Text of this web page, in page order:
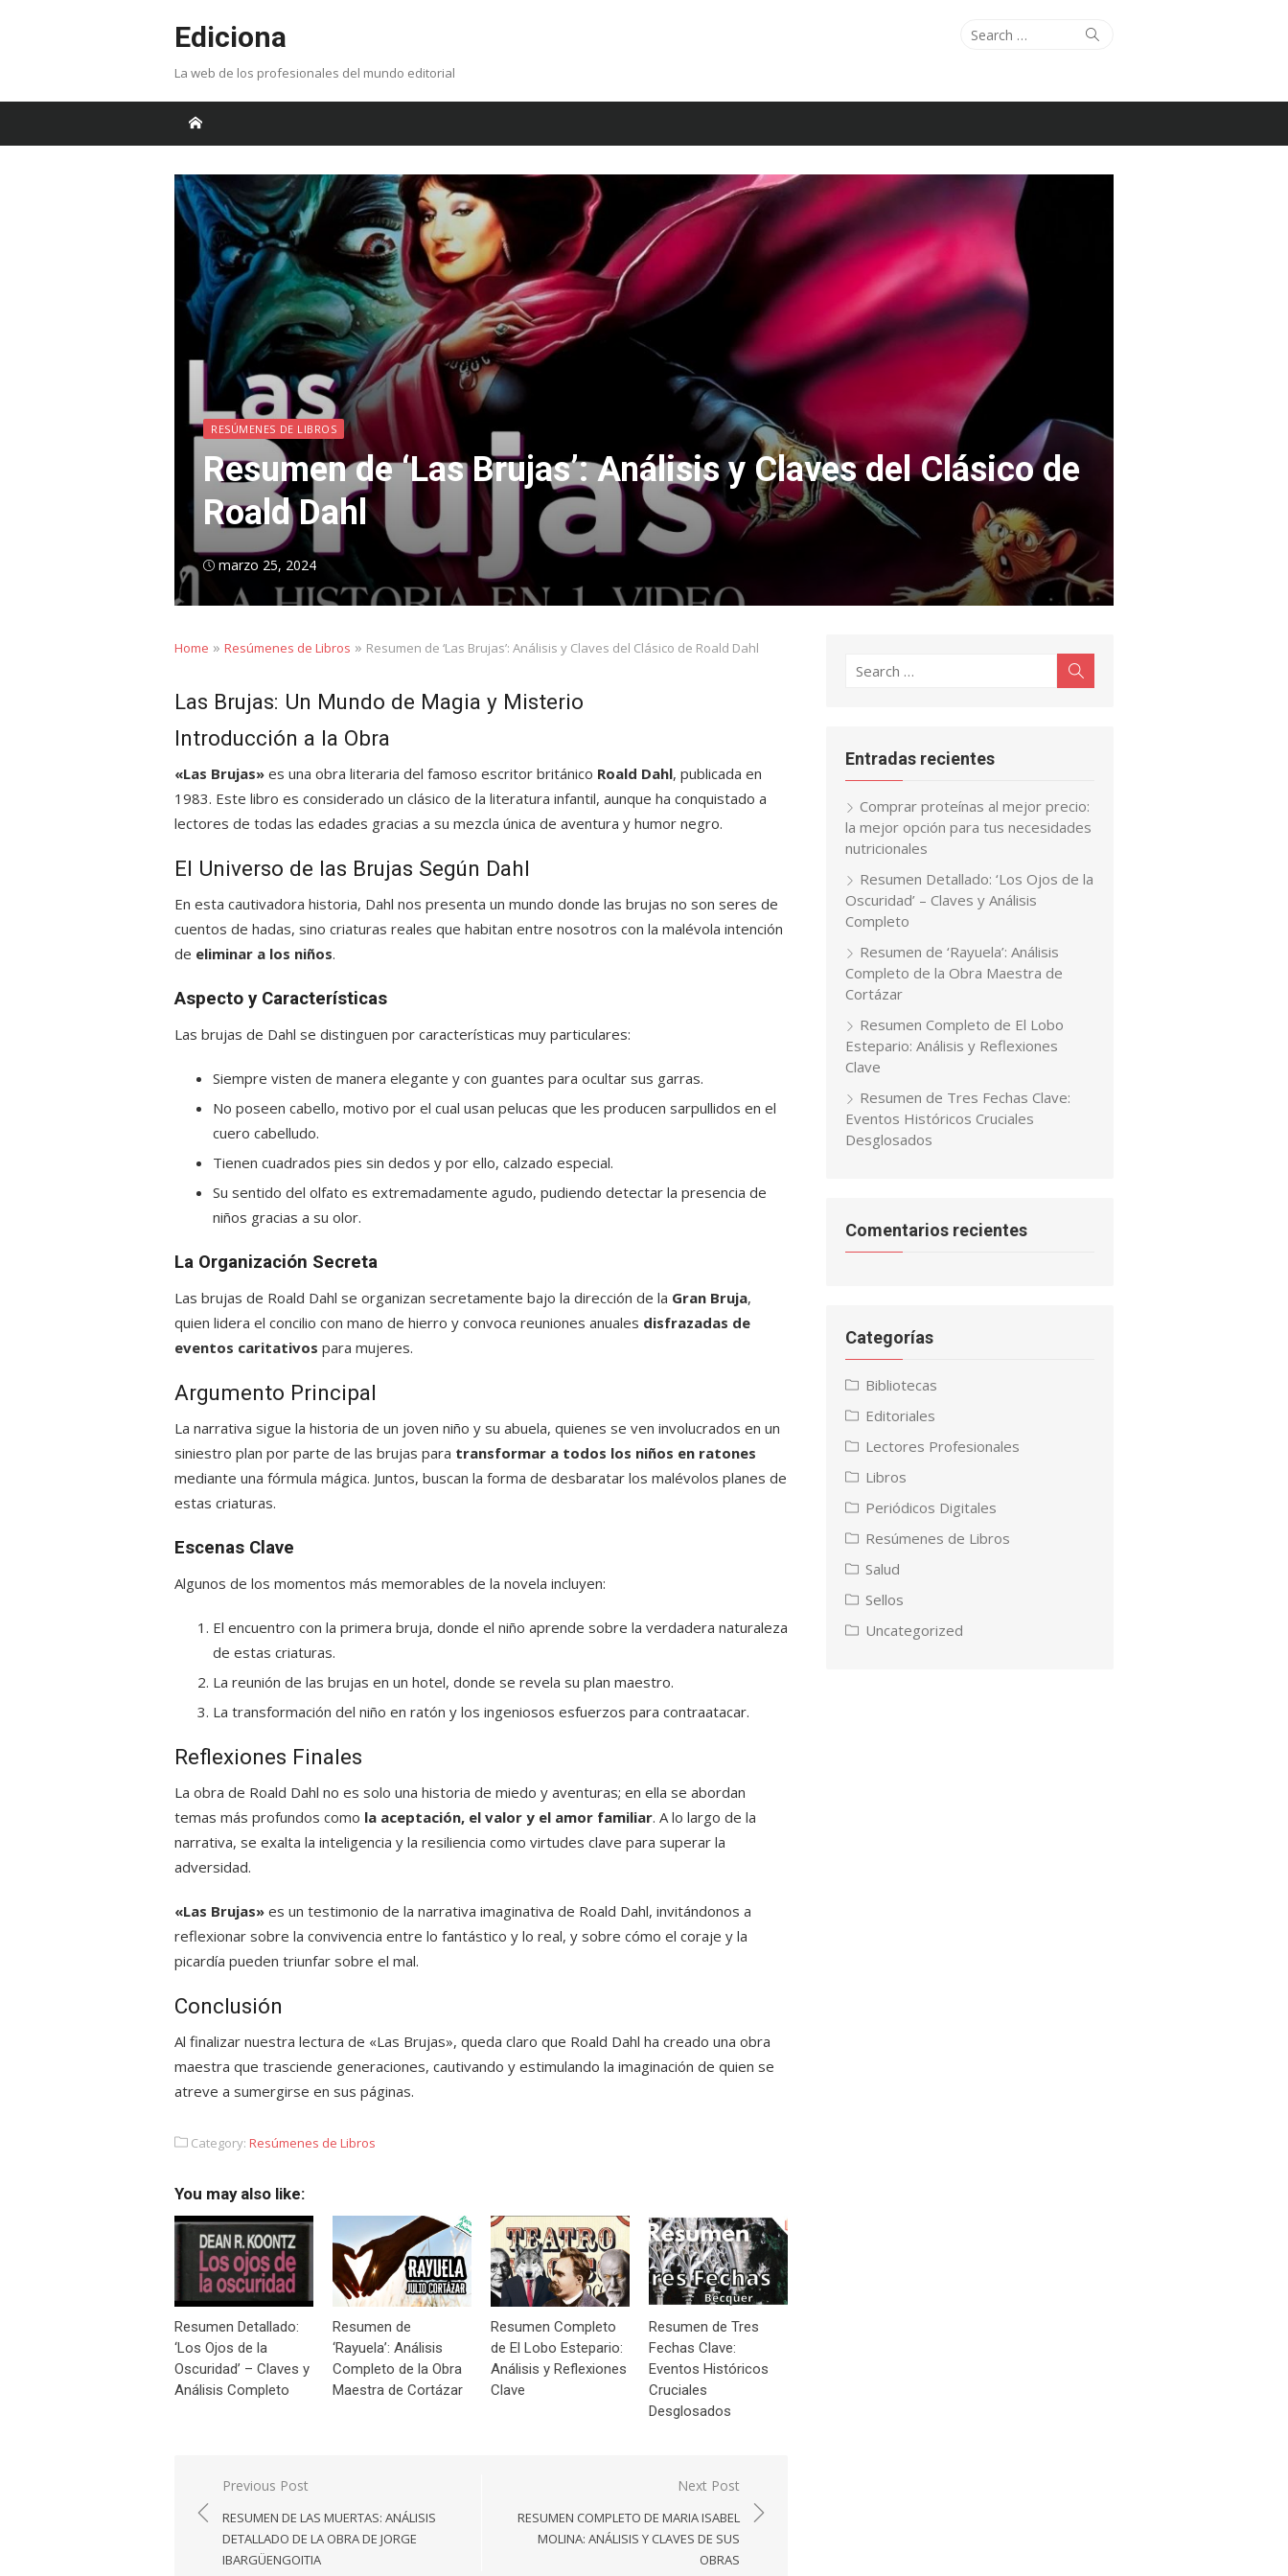
Ediciona
La web de los profesionales del mundo editorial
Search
Search
RESÚMENES DE LIBROS
Resumen de ‘Las Brujas’: Análisis y Claves del Clásico de
Roald Dahl
Posted
marzo 25, 2024
Home » Resúmenes de Libros » Resumen de ‘Las Brujas’: Análisis y Claves del Clásico de Roald Dahl
Las Brujas: Un Mundo de Magia y Misterio
Introducción a la Obra
«Las Brujas» es una obra literaria del famoso escritor británico Roald Dahl, publicada en
1983. Este libro es considerado un clásico de la literatura infantil, aunque ha conquistado a
lectores de todas las edades gracias a su mezcla única de aventura y humor negro.
El Universo de las Brujas Según Dahl
En esta cautivadora historia, Dahl nos presenta un mundo donde las brujas no son seres de
cuentos de hadas, sino criaturas reales que habitan entre nosotros con la malévola intención
de eliminar a los niños.
Aspecto y Características
Las brujas de Dahl se distinguen por características muy particulares:
Siempre visten de manera elegante y con guantes para ocultar sus garras.
No poseen cabello, motivo por el cual usan pelucas que les producen sarpullidos en el
cuero cabelludo.
Tienen cuadrados pies sin dedos y por ello, calzado especial.
Su sentido del olfato es extremadamente agudo, pudiendo detectar la presencia de
niños gracias a su olor.
La Organización Secreta
Las brujas de Roald Dahl se organizan secretamente bajo la dirección de la Gran Bruja,
quien lidera el concilio con mano de hierro y convoca reuniones anuales disfrazadas de
eventos caritativos para mujeres.
Argumento Principal
La narrativa sigue la historia de un joven niño y su abuela, quienes se ven involucrados en un
siniestro plan por parte de las brujas para transformar a todos los niños en ratones
mediante una fórmula mágica. Juntos, buscan la forma de desbaratar los malévolos planes de
estas criaturas.
Escenas Clave
Algunos de los momentos más memorables de la novela incluyen:
El encuentro con la primera bruja, donde el niño aprende sobre la verdadera naturaleza
de estas criaturas.
La reunión de las brujas en un hotel, donde se revela su plan maestro.
La transformación del niño en ratón y los ingeniosos esfuerzos para contraatacar.
Reflexiones Finales
La obra de Roald Dahl no es solo una historia de miedo y aventuras; en ella se abordan
temas más profundos como la aceptación, el valor y el amor familiar. A lo largo de la
narrativa, se exalta la inteligencia y la resiliencia como virtudes clave para superar la
adversidad.
«Las Brujas» es un testimonio de la narrativa imaginativa de Roald Dahl, invitándonos a
reflexionar sobre la convivencia entre lo fantástico y lo real, y sobre cómo el coraje y la
picardía pueden triunfar sobre el mal.
Conclusión
Al finalizar nuestra lectura de «Las Brujas», queda claro que Roald Dahl ha creado una obra
maestra que trasciende generaciones, cautivando y estimulando la imaginación de quien se
atreve a sumergirse en sus páginas.
Category: Resúmenes de Libros
You may also like:
Resumen Detallado:
‘Los Ojos de la
Oscuridad’ – Claves y
Análisis Completo
Resumen de
‘Rayuela’: Análisis
Completo de la Obra
Maestra de Cortázar
Resumen Completo
de El Lobo Estepario:
Análisis y Reflexiones
Clave
Resumen de Tres
Fechas Clave:
Eventos Históricos
Cruciales
Desglosados
Navegación
de
entradas
Previous Post
RESUMEN DE LAS MUERTAS: ANÁLISIS
DETALLADO DE LA OBRA DE JORGE
IBARGÜENGOITIA
Next Post
RESUMEN COMPLETO DE MARIA ISABEL
MOLINA: ANÁLISIS Y CLAVES DE SUS
OBRAS
Search
Entradas recientes
Comprar proteínas al mejor precio:
la mejor opción para tus necesidades
nutricionales
Resumen Detallado: ‘Los Ojos de la
Oscuridad’ – Claves y Análisis
Completo
Resumen de ‘Rayuela’: Análisis
Completo de la Obra Maestra de
Cortázar
Resumen Completo de El Lobo
Estepario: Análisis y Reflexiones
Clave
Resumen de Tres Fechas Clave:
Eventos Históricos Cruciales
Desglosados
Comentarios recientes
Categorías
Bibliotecas
Editoriales
Lectores Profesionales
Libros
Periódicos Digitales
Resúmenes de Libros
Salud
Sellos
Uncategorized